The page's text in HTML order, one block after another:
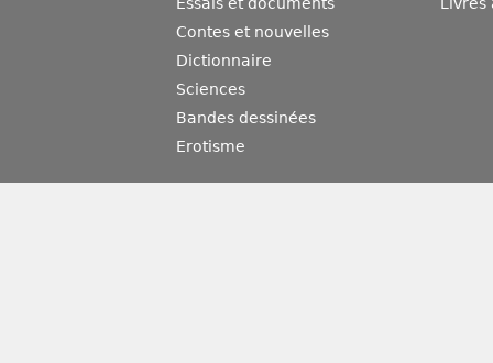
Essais et documents
Contes et nouvelles
Dictionnaire
Sciences
Bandes dessinées
Erotisme
Livres